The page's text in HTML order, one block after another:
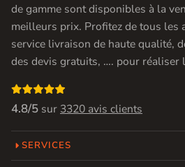
de gamme sont disponibles à la
meilleurs prix. Profitez de tous les
service livraison de haute qualité,
des devis gratuits, …. pour réaliser

4.8/5 sur 3320 avis clients
SERVICES